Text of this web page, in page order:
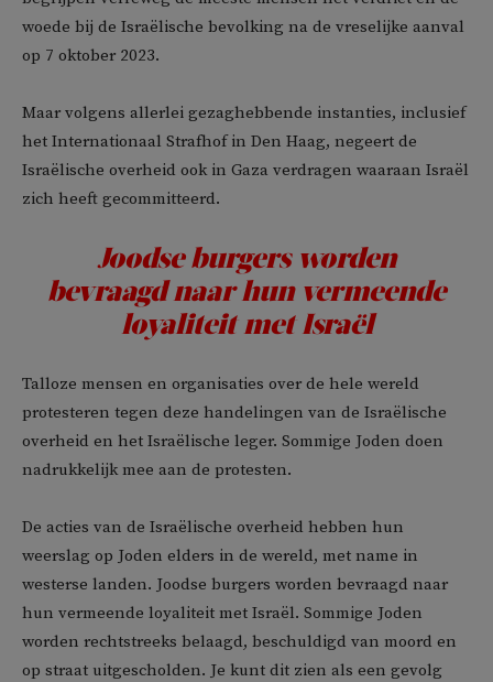
woede bij de Israëlische bevolking na de vreselijke aanval
op 7 oktober 2023.
Maar volgens allerlei gezaghebbende instanties, inclusief
het Internationaal Strafhof in Den Haag, negeert de
Israëlische overheid ook in Gaza verdragen waaraan Israël
zich heeft gecommitteerd.
Joodse burgers worden
bevraagd naar hun vermeende
loyaliteit met Israël
Talloze mensen en organisaties over de hele wereld
protesteren tegen deze handelingen van de Israëlische
overheid en het Israëlische leger. Sommige Joden doen
nadrukkelijk mee aan de protesten.
De acties van de Israëlische overheid hebben hun
weerslag op Joden elders in de wereld, met name in
westerse landen. Joodse burgers worden bevraagd naar
hun vermeende loyaliteit met Israël. Sommige Joden
worden rechtstreeks belaagd, beschuldigd van moord en
op straat uitgescholden. Je kunt dit zien als een gevolg